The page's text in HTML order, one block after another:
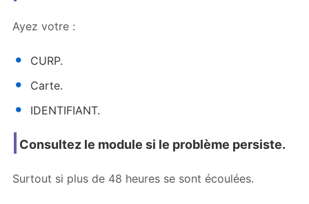
Ayez votre :
CURP.
Carte.
IDENTIFIANT.
Consultez le module si le problème persiste.
Surtout si plus de 48 heures se sont écoulées.